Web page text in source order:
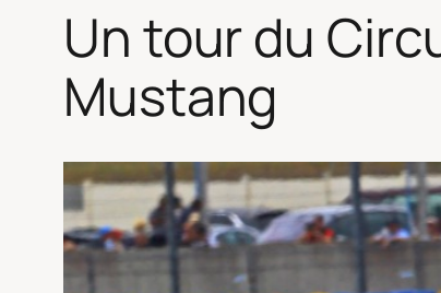
Un tour du
Mustang